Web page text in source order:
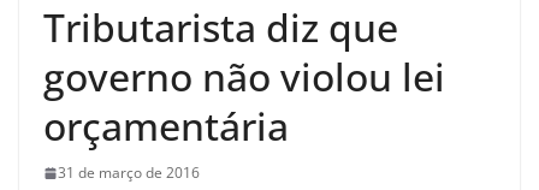
Tributarista diz que
governo não violou lei
orçamentária
31 de março de 2016